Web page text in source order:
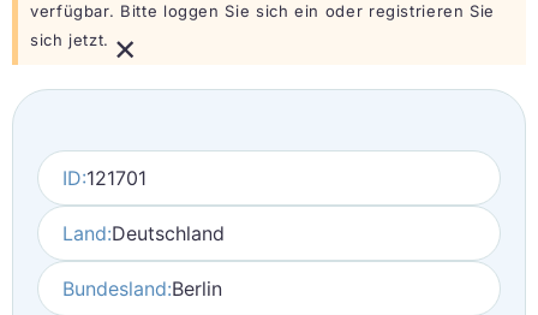
verfügbar. Bitte loggen Sie sich ein oder registrieren Sie
sich jetzt. ×
ID:121701
Land:Deutschland
Bundesland:Berlin